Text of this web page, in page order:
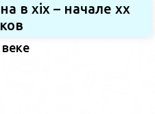
в xix – начале хх